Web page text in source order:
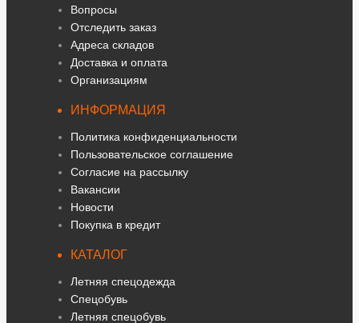
Вопросы
Отследить заказ
Адреса складов
Доставка и оплата
Организациям
ИНФОРМАЦИЯ
Политика конфиденциальности
Пользовательское соглашение
Согласие на рассылку
Вакансии
Новости
Покупка в кредит
КАТАЛОГ
Летняя спецодежда
Спецобувь
Летняя спецобувь